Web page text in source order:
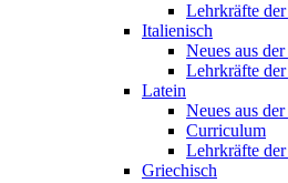
Lehrkräfte
Italienisch
Neues aus
Lehrkräfte
Latein
Neues aus
Curriculum
Lehrkräfte
Griechisch